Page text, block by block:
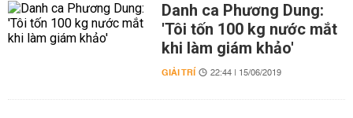
Danh ca Phương Dung:
'Tôi tốn 100 kg nước mắt
khi làm giám khảo'
GIẢI TRÍ 22:44 | 15/06/2019